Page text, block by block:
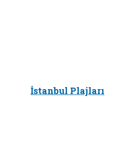
İstanbul Plajları